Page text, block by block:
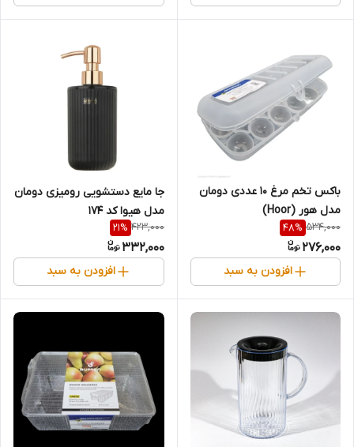
باکس تخم مرغ ۱۰ عددی دومان
مدل هور (Hoor)
534,000
48%
276,000
افزودن به سبد
جا مایع دستشویی رومیزی دومان
مدل هیوا کد ۱۷۴
423,000
21%
332,000
افزودن به سبد